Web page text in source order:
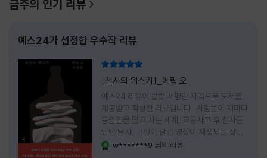
금주의 인기 리뷰
예스24가 선정한 우수작 리뷰
[천사의 위스키]_에릭 오
예스24 리뷰어 클럽 서평단 자격으로 도서를
제공받고 작성한 리뷰입니다 사람들이 저마다
등껍질을 달고 사는 세계, 교통사고 후 천사를
만난 남자, 고인이 남긴 영상이 재생되는 장례
식장에서 똥을 싼 개. 이 책에는 몇 줄만 읽어도
w*******9 님의 리뷰